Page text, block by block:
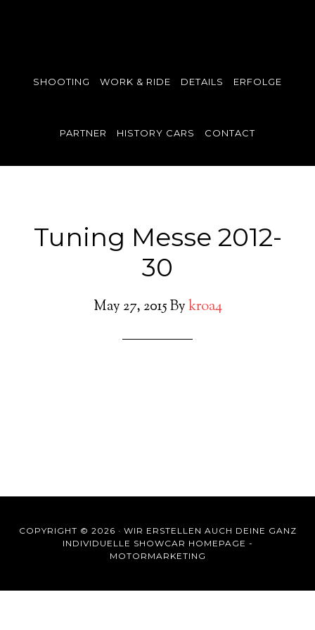
SHOOTING WORK & RIDE DETAILS ERFOLGE
PARTNER HISTORY CARS CONTACT
Tuning Messe 2012-
30
May 27, 2015Bykroa4
COPYRIGHT © 2026 · WIR ERSTELLEN AUCH DEINE GANZ
INDIVIDUELLE SHOWCAR HOMEPAGE -
MOTORMARKETING